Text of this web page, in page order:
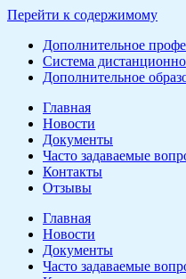
Перейти к содержимому
Дополнительное
Система
Дополнительное
Главная
Новости
Документы
Часто задаваемые
Контакты
Отзывы
Главная
Новости
Документы
Часто задаваемые